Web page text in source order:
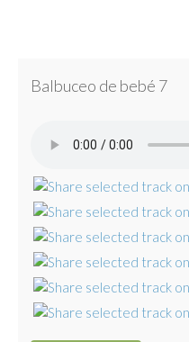
Balbuceo de bebé 7